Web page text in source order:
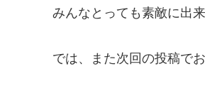
みんなとっても素敵に出
では、また次回の投稿で